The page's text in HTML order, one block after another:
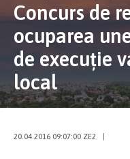
Concurs de
ocuparea
de execuţie
local
20.04.2016 09:07:00 ZE2